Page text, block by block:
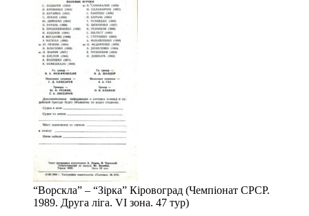
“Ворскла” – “Зірка” Кіровоград (Чемпіонат СРСР.
1989. Друга ліга. VІ зона. 47 тур)